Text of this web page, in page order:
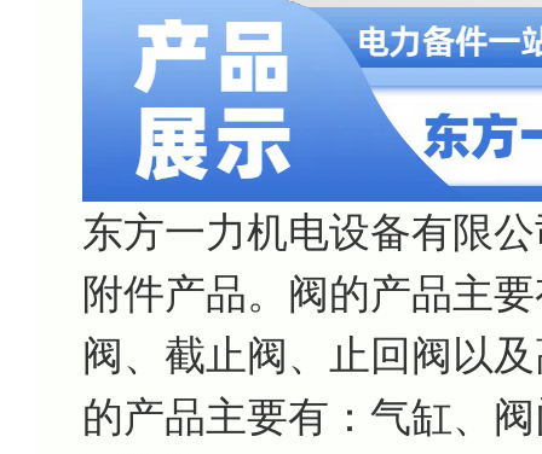
东方一力机电设备有限
附件产品。阀的产品主
阀、截止阀、止回阀以
的产品主要有：气缸、